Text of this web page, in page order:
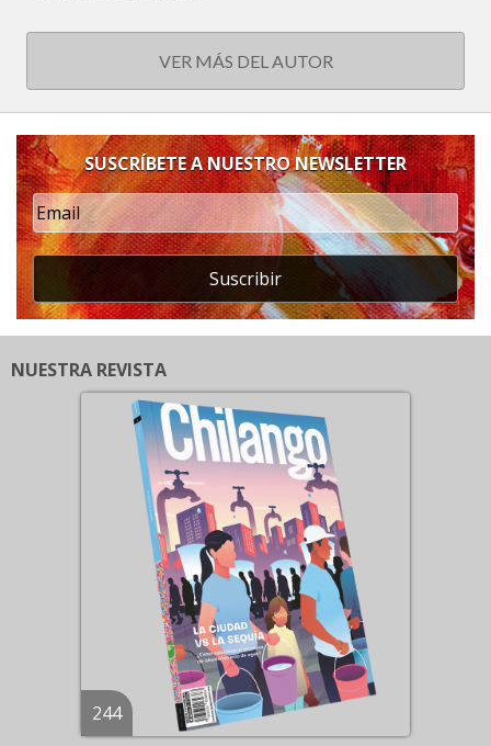
VER MÁS DEL AUTOR
SUSCRÍBETE A NUESTRO NEWSLETTER
Suscribir
NUESTRA REVISTA
244